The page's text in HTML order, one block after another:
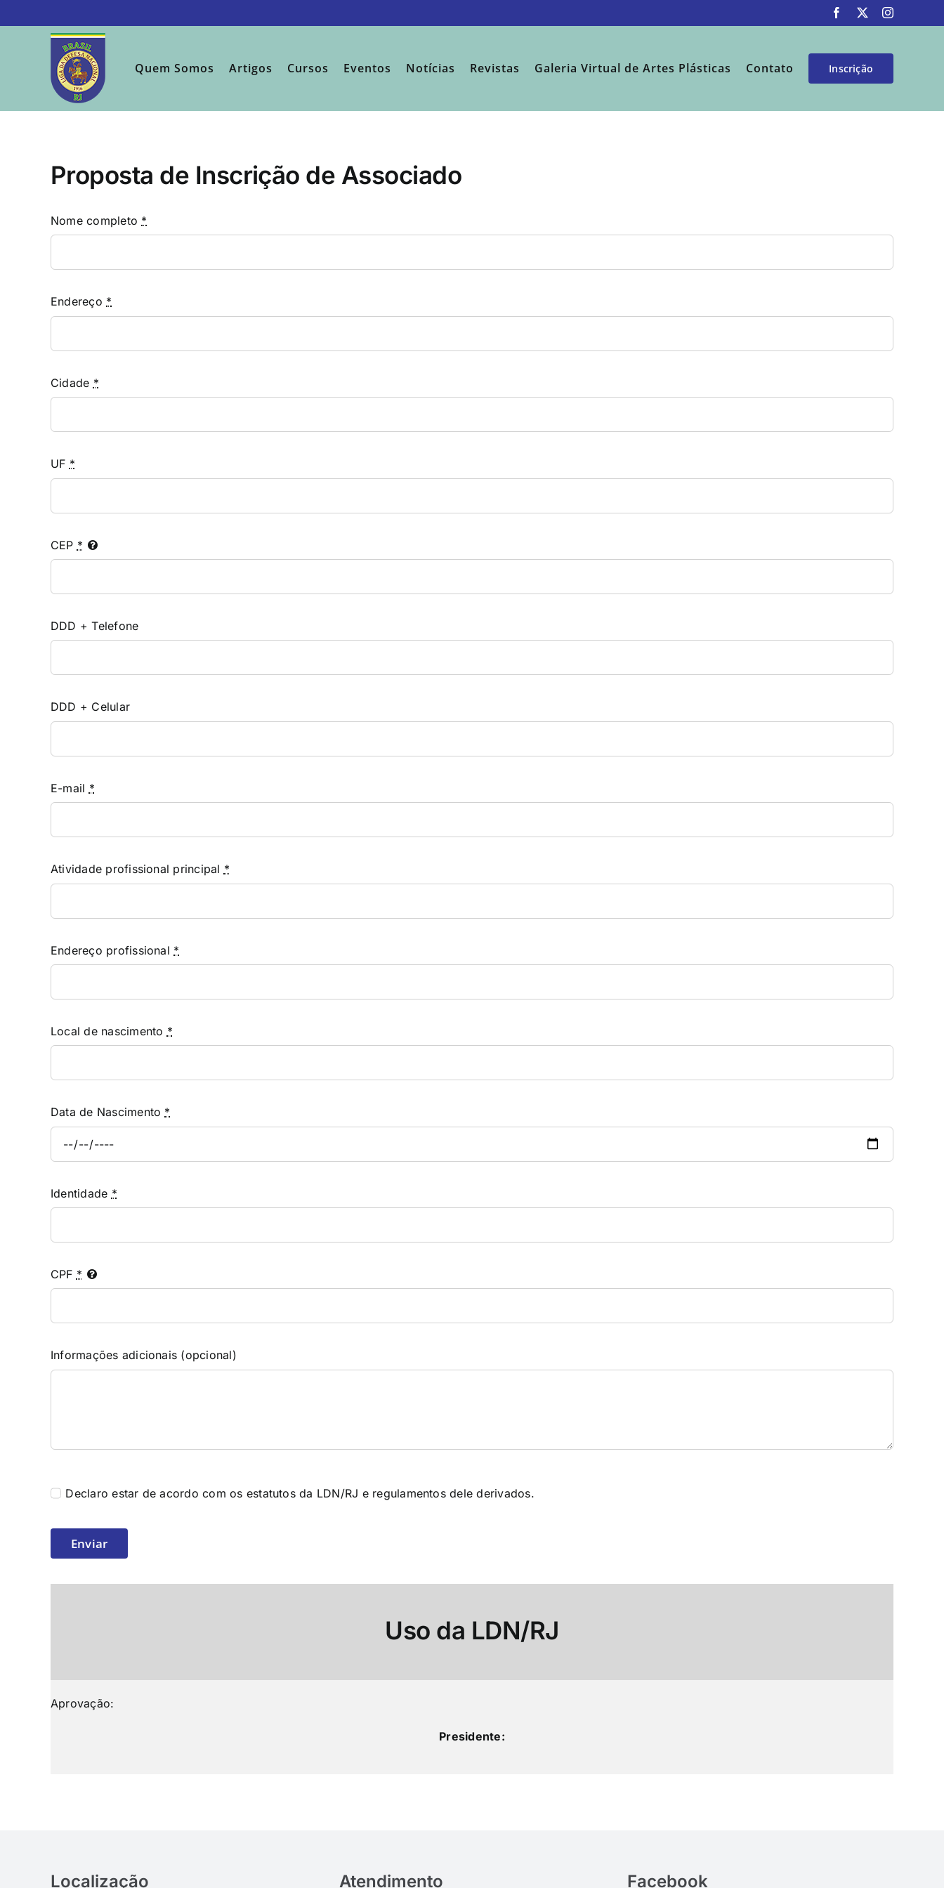
para
Facebook
X Instagram
Quem Somos Artigos Cursos Eventos Notícias Revistas Galeria Virtual de Artes Plásticas Contato Inscrição
Proposta de Inscrição de Associado
Nome completo *
Endereço *
Cidade *
UF *
CEP *
DDD + Telefone
DDD + Celular
E-mail *
Atividade profissional principal *
Endereço profissional *
Local de nascimento *
Data de Nascimento *
Identidade *
CPF *
Informações adicionais (opcional)
Declaro estar de acordo com os estatutos da LDN/RJ e regulamentos dele derivados.
Enviar
Uso da LDN/RJ
Aprovação:
Presidente:
Localização Atendimento Facebook